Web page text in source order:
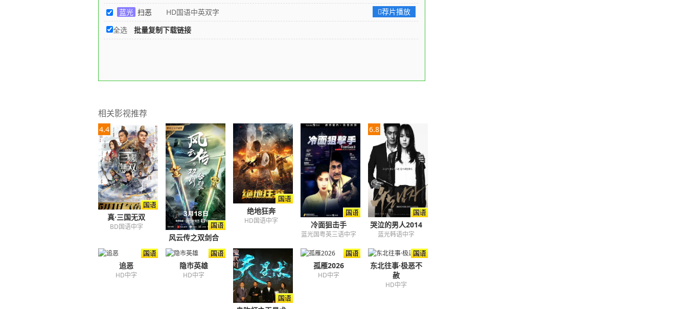
蓝光 扫恶 HD国语中英双字
荐片播放
全选
批量复制下载链接
相关影视推荐
4.4
真·三国无双
BD国语中字
风云传之双剑合
HD国语中字
绝地狂奔
HD国语中字 冷面狙击手
蓝光国粤英三语中字
6.8
哭泣的男人2014
蓝光韩语中字
追恶
HD中字
隐市英雄
HD中字
孤雁2026
HD中字
东北往事·极恶不
赦
HD中字